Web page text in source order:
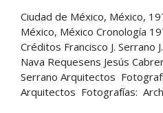
Ciudad de México, México,
México, México Cronología
Créditos Francisco J. Serrano
Nava Requesens Jesús
Serrano Arquitectos
Arquitectos Fotografías: